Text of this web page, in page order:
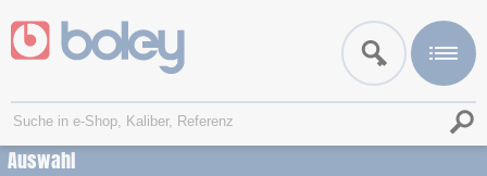
Auswahl